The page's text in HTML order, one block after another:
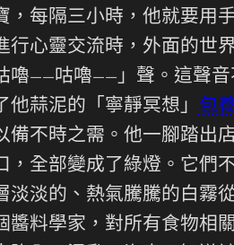
，每隔三小時，他就要用
行心靈交流時，外面的世
嚕——咕嚕——」聲。這聲
蒜泥的「寧靜冥想」 包
備不時之需。他一腳踏出
，全部變成了綠燈。它們
淡淡的、熱氣騰騰的白霧
醬料學家，對所有食物相